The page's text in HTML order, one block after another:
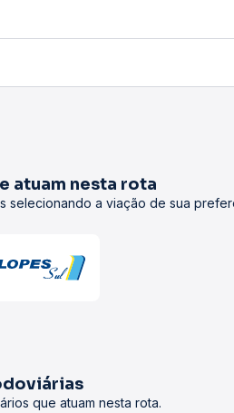
atuam nesta rota
selecionando a viação de sua
que atuam nesta rota.